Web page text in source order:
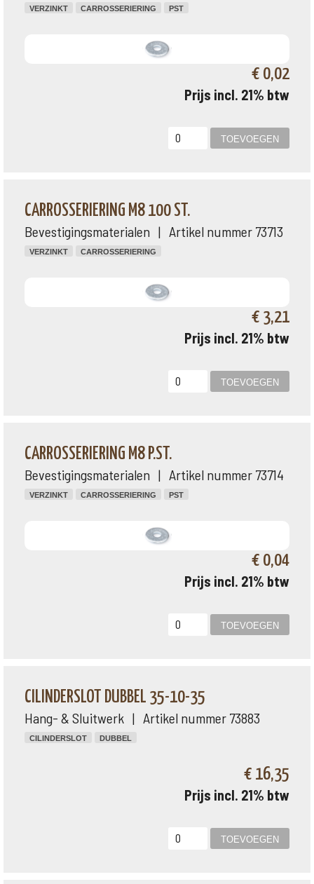
VERZINKT CARROSSERIERING PST
€ 0,02
Prijs incl. 21% btw
CARROSSERIERING M8 100 ST.
Bevestigingsmaterialen | Artikel nummer 73713
VERZINKT CARROSSERIERING
€ 3,21
Prijs incl. 21% btw
CARROSSERIERING M8 P.ST.
Bevestigingsmaterialen | Artikel nummer 73714
VERZINKT CARROSSERIERING PST
€ 0,04
Prijs incl. 21% btw
CILINDERSLOT DUBBEL 35-10-35
Hang- & Sluitwerk | Artikel nummer 73883
CILINDERSLOT DUBBEL
€ 16,35
Prijs incl. 21% btw